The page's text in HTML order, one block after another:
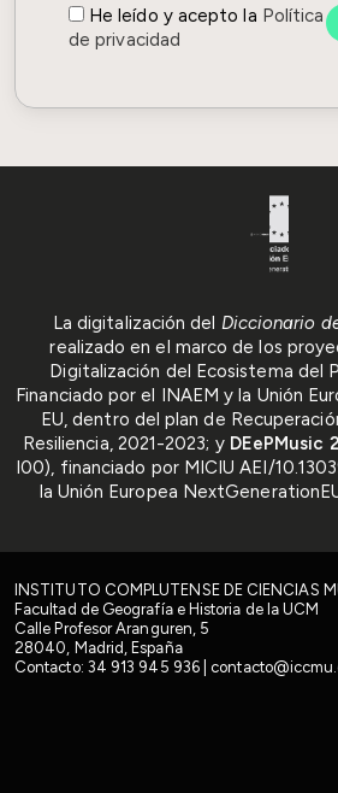
1996
tiple cómica, vedette, actriz y
pianista
He leído y acepto la Política
de privacidad
MCIN/
La digitalización del Diccionario
realizado en el marco de los
Digitalización del Ecosistema del
Financiado por el INAEM y la Unión
EU, dentro del plan de
Resiliencia, 2021-2023; y DEePMusic
I00), financiado por MICIU AEI/
la Unión Europea
INSTITUTO COMPLUTENSE DE CIENCIAS
Facultad de Geografía e Historia de la UCM
Calle Profesor Aranguren, 5
28040, Madrid, España
Contacto: 34 913 945 936|